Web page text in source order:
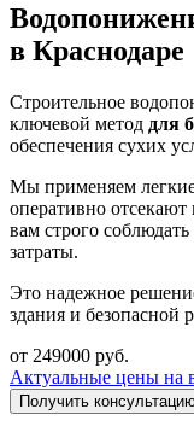
в Краснодаре
Строительное
ключевой метод для
обеспечения сухих
Мы применяем
оперативно
вам строго
затраты.
Это надежное
здания и безопасной
от 249000 руб.
Актуальные цены на
Получить